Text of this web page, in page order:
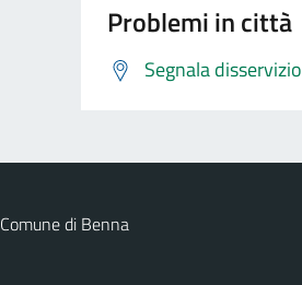
Problemi in città
Segnala disservizio
Comune di Benna